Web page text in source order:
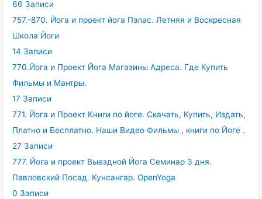
66 Записи
757.-870. Йога и проект йога Пэлас. Летняя и Воскресная
Школа Йоги
14 Записи
770.Йога и Проект Йога Магазины Адреса. Где Купить
Фильмы и Мантры.
17 Записи
771. Йога и Проект Книги по йоге. Скачать, Купить, Издать,
Платно и Бесплатно. Наши Видео Фильмы , книги по Йоге .
27 Записи
777. Йога и проект Выездной Йога Семинар 3 дня.
Павловский Посад. Кунсангар. OpenYoga
0 Записи